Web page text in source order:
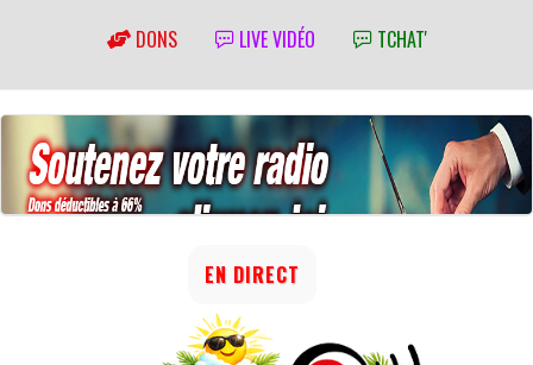
DONS LIVE VIDÉO TCHAT'
EN DIRECT